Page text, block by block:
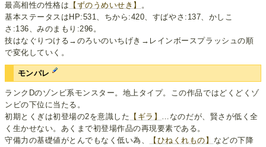
最高相性の性格は 【ずのうめいせき】 。
基本ステータスはHP:531、ちから:420、すばやさ:137、かしこ
さ:136、みのまもり:296。
技はなぐりつける→のろいのいちげき→レインボースプラッシュの順
で変化していく。
モンパレ
ランクDのゾンビ系モンスター。地上タイプ。この作品ではどくどくゾ
ンビの下位に当たる。
初期とくぎは初登場の2を意識した 【ギラ】
…なのだが、賢さが低く全
く生かせない。あくまで初登場作品の再現要素である。
守備力の基礎値がとんでもなく低い為、
【ひねくれもの】 などの下降